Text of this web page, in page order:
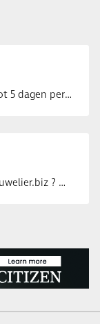
VERKOOPMEDEWERKER HORLOGES 4 tot 5 dagen per week Heb jij een passie voor …
Uw vacature voor 4 weken op www.dejuwelier.biz ? Neem dan contact op met …